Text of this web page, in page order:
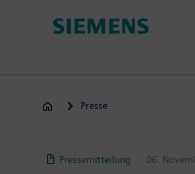
Presse
Pressemitteilung 06.